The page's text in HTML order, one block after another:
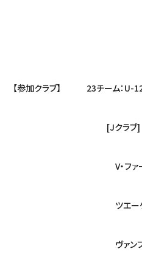
（豊田市保見
【参加クラブ】 23チーム：U-12
[Jクラブ] 13
V・ファーレン長崎、FC
ツエーゲン金沢、カター
ヴァンフォーレ甲府、横浜